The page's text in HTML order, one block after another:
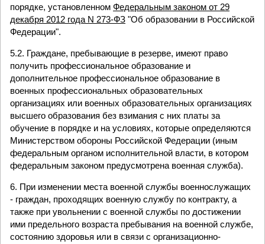
порядке, установленном Федеральным законом от 29
декабря 2012 года N 273-ФЗ "Об образовании в Российской
Федерации".
5.2. Граждане, пребывающие в резерве, имеют право
получить профессиональное образование и
дополнительное профессиональное образование в
военных профессиональных образовательных
организациях или военных образовательных организациях
высшего образования без взимания с них платы за
обучение в порядке и на условиях, которые определяются
Министерством обороны Российской Федерации (иным
федеральным органом исполнительной власти, в котором
федеральным законом предусмотрена военная служба).
6. При изменении места военной службы военнослужащих
- граждан, проходящих военную службу по контракту, а
также при увольнении с военной службы по достижении
ими предельного возраста пребывания на военной службе,
состоянию здоровья или в связи с организационно-